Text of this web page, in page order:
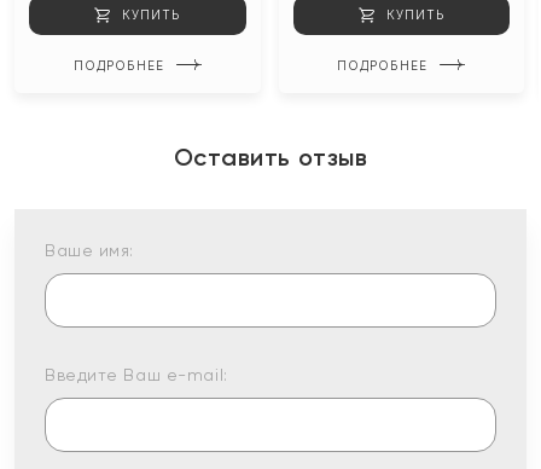
КУПИТЬ
ПОДРОБНЕЕ
КУПИТЬ
ПОДРОБНЕЕ
Оставить отзыв
Ваше имя:
Введите Ваш e-mail: